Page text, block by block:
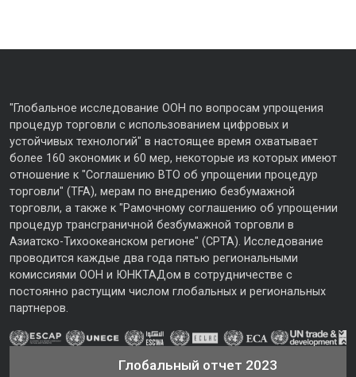
"Глобальное исследование ООН по вопросам упрощения
процедур торговли с использованием цифровых и
устойчивых технологий" в настоящее время охватывает
более 160 экономик и 60 мер, некоторые из которых имеют
отношение к "Соглашению ВТО об упрощении процедур
торговли" (TFA), мерам по внедрению безбумажной
торговли, а также к "Рамочному соглашению об упрощении
процедур трансграничной безбумажной торговли в
Азиатско-Тихоокеанском регионе" (CPTA). Исследование
проводится каждые два года пятью региональными
комиссиями ООН и ЮНКТАДом в сотрудничестве с
постоянно растущим числом глобальных и региональных
партнеров.
Глобальный отчет 2023